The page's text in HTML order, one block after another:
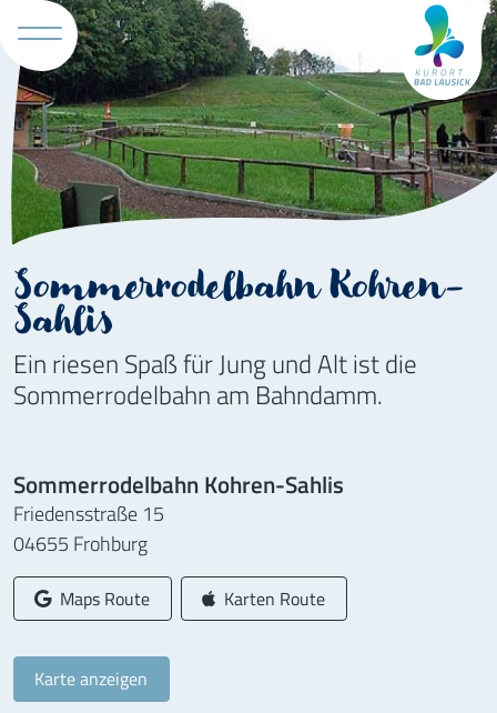
Sommerrodelbahn Kohren-
Sahlis
Ein riesen Spaß für Jung und Alt ist die
Sommerrodelbahn am Bahndamm.
Sommerrodelbahn Kohren-Sahlis
Friedensstraße 15
04655 Frohburg
Google-
Maps Route Apple-
Karten Route
Karte anzeigen